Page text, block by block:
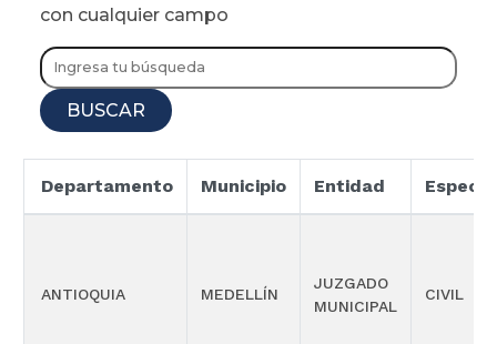
con cualquier campo
BUSCAR
Departamento Municipio Entidad
ANTIOQUIA MEDELLÍN
JUZGADO
MUNICIPAL
CIVIL